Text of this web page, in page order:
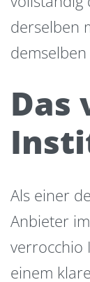
derselben
Das
Als einer
Anbieter
verrocchio
einem